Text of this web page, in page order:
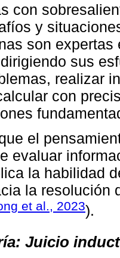
con
y
son
sus
realizar
con
el
evaluar
la habilidad
la resolución
et al., 2023).
Juicio